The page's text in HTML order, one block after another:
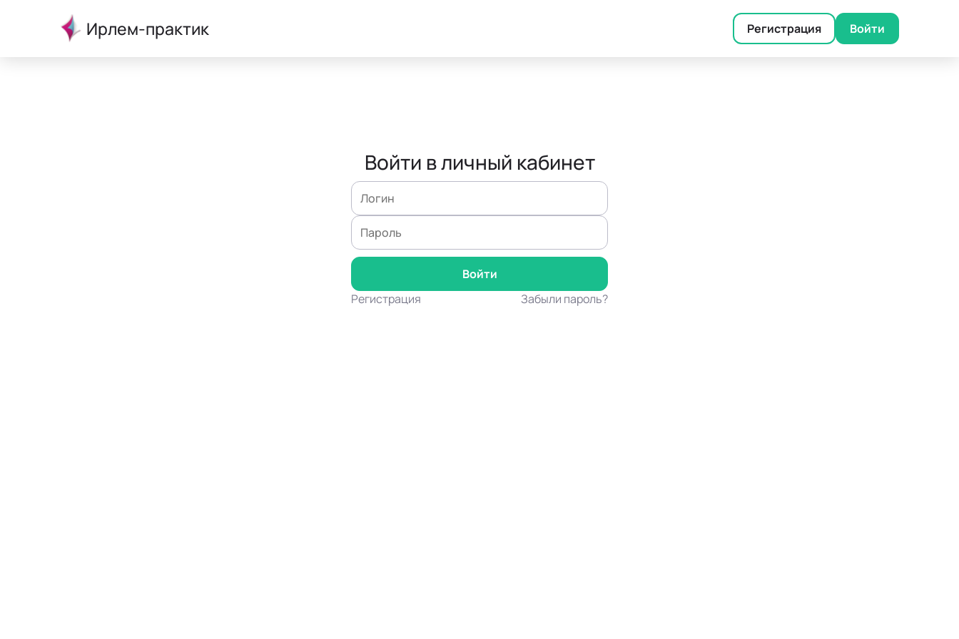
Ирлем-практик Регистрация Войти
Войти в личный кабинет
Регистрация Забыли пароль?